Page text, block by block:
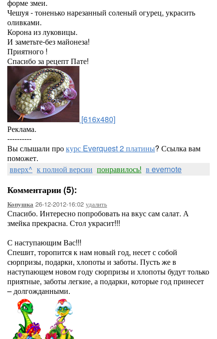
форме змеи.
Чешуя - тоненько нарезанный соленый огурец, украсить
оливками.
Корона из луковицы.
И заметьте-без майонеза!
Приятного !
Спасибо за рецепт Пате!
[616x480]
Реклама.
----------
Вы слышали прокурс Everquest 2 платины? Ссылка вам
поможет.
вверх^ к полной версии понравилось! в evernote
Комментарии (5):
Копушка 26-12-2012-16:02 удалить
Спасибо. Интересно попробовать на вкус сам салат. А
змейка прекрасна. Стол украсит!!!
С наступающим Вас!!!
Спешит, торопится к нам новый год, несет с собой
сюрпризы, подарки, хлопоты и заботы. Пусть же в
наступающем новом году сюрпризы и хлопоты будут только
приятные, заботы легкие, а подарки, которые год принесет
– долгожданными.